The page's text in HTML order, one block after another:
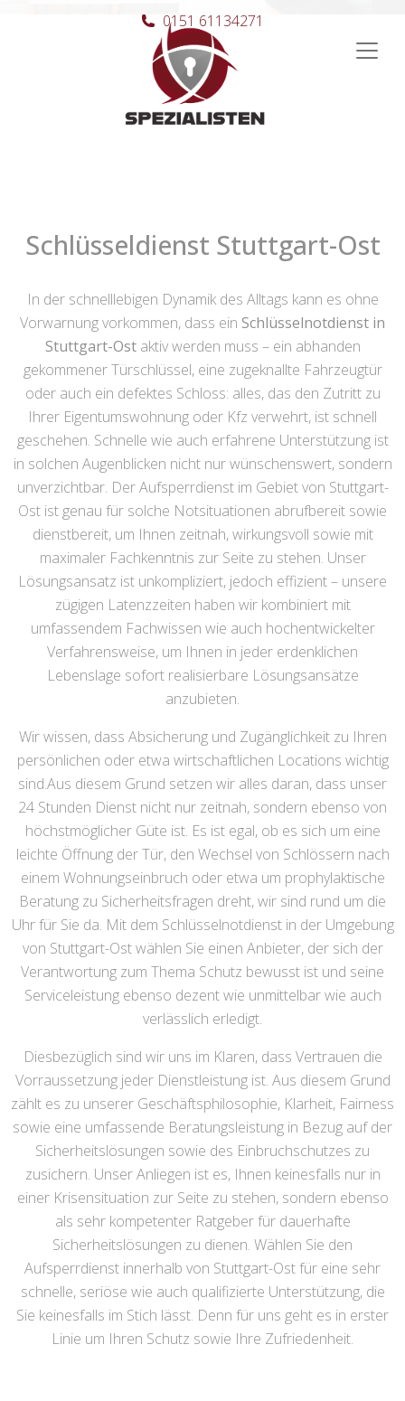
Hauptnavigation
0151 61134271
Schlüsseldienst Stuttgart-Ost
In der schnelllebigen Dynamik des Alltags kann es ohne
Vorwarnung vorkommen, dass ein Schlüsselnotdienst in
Stuttgart-Ostaktiv werden muss – ein abhanden
gekommener Türschlüssel, eine zugeknallte Fahrzeugtür
oder auch ein defektes Schloss: alles, das den Zutritt zu
Ihrer Eigentumswohnung oder Kfz verwehrt, ist schnell
geschehen. Schnelle wie auch erfahrene Unterstützung ist
in solchen Augenblicken nicht nur wünschenswert, sondern
unverzichtbar. Der Aufsperrdienst im Gebiet von Stuttgart-
Ost ist genau für solche Notsituationen abrufbereit sowie
dienstbereit, um Ihnen zeitnah, wirkungsvoll sowie mit
maximaler Fachkenntnis zur Seite zu stehen. Unser
Lösungsansatz ist unkompliziert, jedoch effizient – unsere
zügigen Latenzzeiten haben wir kombiniert mit
umfassendem Fachwissen wie auch hochentwickelter
Verfahrensweise, um Ihnen in jeder erdenklichen
Lebenslage sofort realisierbare Lösungsansätze
anzubieten.
Wir wissen, dass Absicherung und Zugänglichkeit zu Ihren
persönlichen oder etwa wirtschaftlichen Locations wichtig
sind.Aus diesem Grund setzen wir alles daran, dass unser
24 Stunden Dienst nicht nur zeitnah, sondern ebenso von
höchstmöglicher Güte ist. Es ist egal, ob es sich um eine
leichte Öffnung der Tür, den Wechsel von Schlössern nach
einem Wohnungseinbruch oder etwa um prophylaktische
Beratung zu Sicherheitsfragen dreht, wir sind rund um die
Uhr für Sie da. Mit dem Schlüsselnotdienst in der Umgebung
von Stuttgart-Ost wählen Sie einen Anbieter, der sich der
Verantwortung zum Thema Schutz bewusst ist und seine
Serviceleistung ebenso dezent wie unmittelbar wie auch
verlässlich erledigt.
Diesbezüglich sind wir uns im Klaren, dass Vertrauen die
Vorraussetzung jeder Dienstleistung ist. Aus diesem Grund
zählt es zu unserer Geschäftsphilosophie, Klarheit, Fairness
sowie eine umfassende Beratungsleistung in Bezug auf der
Sicherheitslösungen sowie des Einbruchschutzes zu
zusichern. Unser Anliegen ist es, Ihnen keinesfalls nur in
einer Krisensituation zur Seite zu stehen, sondern ebenso
als sehr kompetenter Ratgeber für dauerhafte
Sicherheitslösungen zu dienen. Wählen Sie den
Aufsperrdienst innerhalb von Stuttgart-Ost für eine sehr
schnelle, seriöse wie auch qualifizierte Unterstützung, die
Sie keinesfalls im Stich lässt. Denn für uns geht es in erster
Linie um Ihren Schutz sowie Ihre Zufriedenheit.